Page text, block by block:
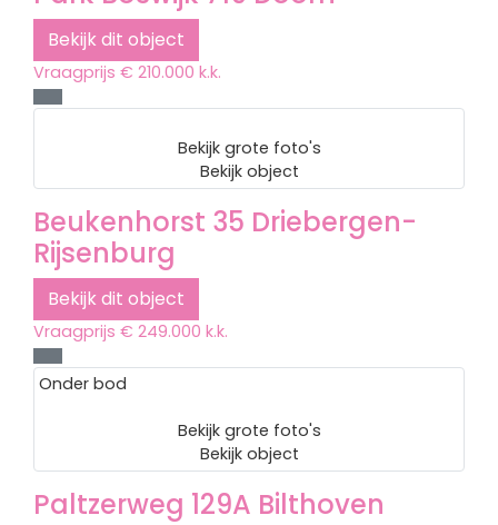
Bekijk dit object
Vraagprijs € 210.000 k.k.
Bekijk grote foto's
Bekijk object
Beukenhorst 35 Driebergen-
Rijsenburg
Bekijk dit object
Vraagprijs € 249.000 k.k.
Onder bod
Bekijk grote foto's
Bekijk object
Paltzerweg 129A Bilthoven